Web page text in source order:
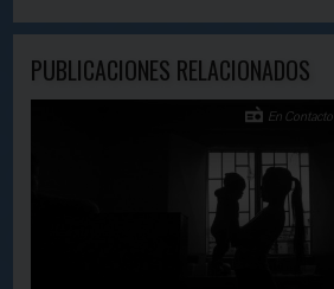
PUBLICACIONES RELACIONADOS
En Contacto